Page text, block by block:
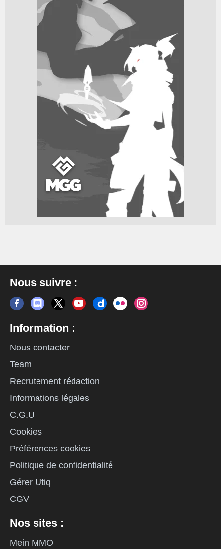
Nous suivre :
Information :
Nous contacter
Team
Recrutement rédaction
Informations légales
C.G.U
Cookies
Préférences cookies
Politique de confidentialité
Gérer Utiq
CGV
Nos sites :
Mein MMO